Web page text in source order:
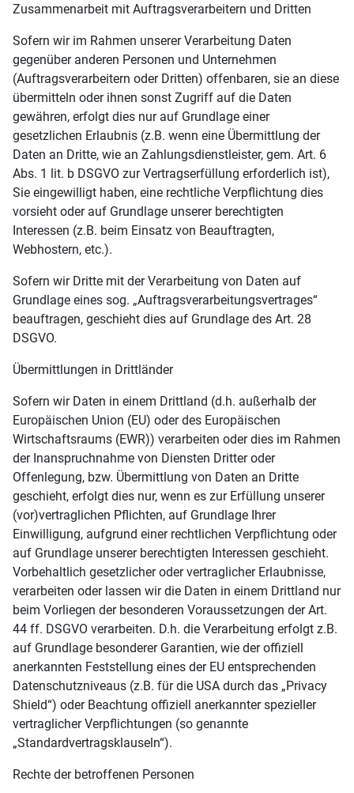
Zusammenarbeit mit Auftragsverarbeitern und Dritten
Sofern wir im Rahmen unserer Verarbeitung Daten
gegenüber anderen Personen und Unternehmen
(Auftragsverarbeitern oder Dritten) offenbaren, sie an diese
übermitteln oder ihnen sonst Zugriff auf die Daten
gewähren, erfolgt dies nur auf Grundlage einer
gesetzlichen Erlaubnis (z.B. wenn eine Übermittlung der
Daten an Dritte, wie an Zahlungsdienstleister, gem. Art. 6
Abs. 1 lit. b DSGVO zur Vertragserfüllung erforderlich ist),
Sie eingewilligt haben, eine rechtliche Verpflichtung dies
vorsieht oder auf Grundlage unserer berechtigten
Interessen (z.B. beim Einsatz von Beauftragten,
Webhostern, etc.).
Sofern wir Dritte mit der Verarbeitung von Daten auf
Grundlage eines sog. „Auftragsverarbeitungsvertrages“
beauftragen, geschieht dies auf Grundlage des Art. 28
DSGVO.
Übermittlungen in Drittländer
Sofern wir Daten in einem Drittland (d.h. außerhalb der
Europäischen Union (EU) oder des Europäischen
Wirtschaftsraums (EWR)) verarbeiten oder dies im Rahmen
der Inanspruchnahme von Diensten Dritter oder
Offenlegung, bzw. Übermittlung von Daten an Dritte
geschieht, erfolgt dies nur, wenn es zur Erfüllung unserer
(vor)vertraglichen Pflichten, auf Grundlage Ihrer
Einwilligung, aufgrund einer rechtlichen Verpflichtung oder
auf Grundlage unserer berechtigten Interessen geschieht.
Vorbehaltlich gesetzlicher oder vertraglicher Erlaubnisse,
verarbeiten oder lassen wir die Daten in einem Drittland nur
beim Vorliegen der besonderen Voraussetzungen der Art.
44 ff. DSGVO verarbeiten. D.h. die Verarbeitung erfolgt z.B.
auf Grundlage besonderer Garantien, wie der offiziell
anerkannten Feststellung eines der EU entsprechenden
Datenschutzniveaus (z.B. für die USA durch das „Privacy
Shield“) oder Beachtung offiziell anerkannter spezieller
vertraglicher Verpflichtungen (so genannte
„Standardvertragsklauseln“).
Rechte der betroffenen Personen